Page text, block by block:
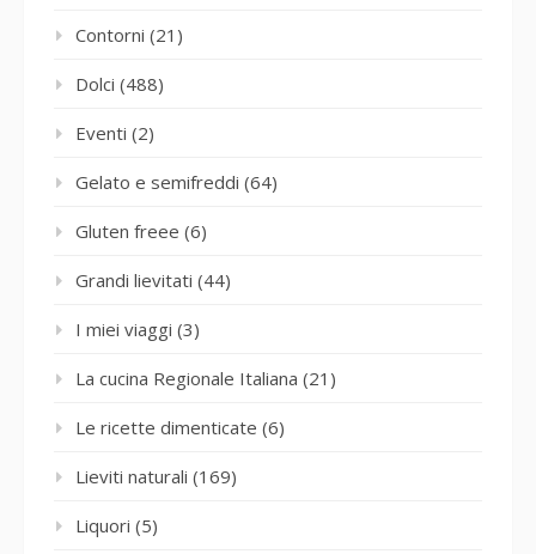
Contorni (21)
Dolci (488)
Eventi (2)
Gelato e semifreddi (64)
Gluten freee (6)
Grandi lievitati (44)
I miei viaggi (3)
La cucina Regionale Italiana (21)
Le ricette dimenticate (6)
Lieviti naturali (169)
Liquori (5)